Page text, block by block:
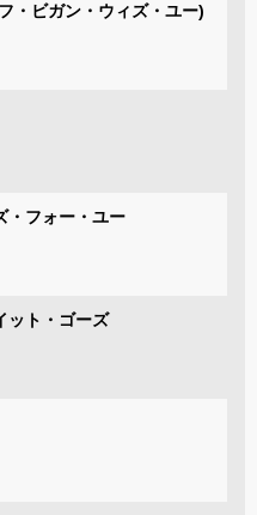
・ビガン・ウィズ・ユー)
・フォー・ユー
ット・ゴーズ